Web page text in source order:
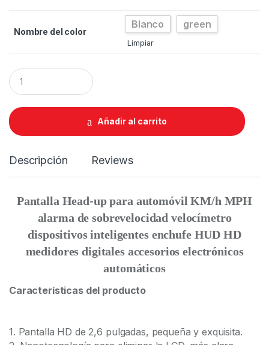
Nombre del color
Blanco green
Limpiar
Q
u
a
t
i
Añadir al carrito
Descripción Reviews
Pantalla Head-up para automóvil KM/h MPH
alarma de sobrevelocidad velocímetro
dispositivos inteligentes enchufe HUD HD
medidores digitales accesorios electrónicos
automáticos
Características del producto
1. Pantalla HD de 2,6 pulgadas, pequeña y exquisita.